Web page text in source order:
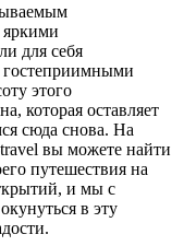
яркими
для себя
гостеприимными
этого
которая оставляет
сюда снова. На
вы можете найти
путешествия на
и мы с
в эту